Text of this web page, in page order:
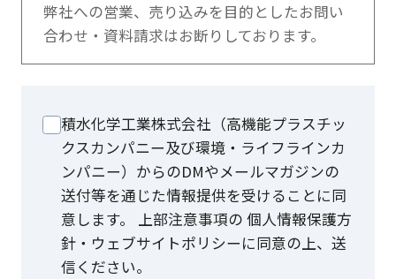
弊社への営業、売り込みを目的としたお問い
合わせ・資料請求はお断りしております。
積水化学工業株式会社（高機能プラスチッ
クスカンパニー及び環境・ライフラインカ
ンパニー）からのDMやメールマガジンの
送付等を通じた情報提供を受けることに同
意します。 上部注意事項の 個人情報保護方
針・ウェブサイトポリシーに同意の上、送
信ください。